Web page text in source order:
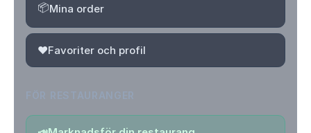
📦Mina order
❤️Favoriter och profil